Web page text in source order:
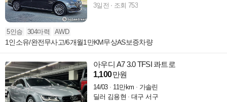
3일전
조회 753
5인승 304마력 AWD
1인소유/완전무사고/6개월1만KM무상AS보증차량
아우디 A7 3.0 TFSI 콰트로
1,100만원
14/03 11만km
가솔린
딜러 김용현
대구 서구